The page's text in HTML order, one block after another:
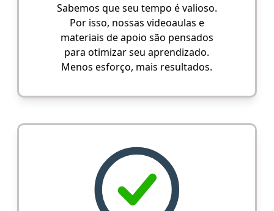
Sabemos que seu tempo é valioso.
Por isso, nossas videoaulas e
materiais de apoio são pensados
para otimizar seu aprendizado.
Menos esforço, mais resultados.